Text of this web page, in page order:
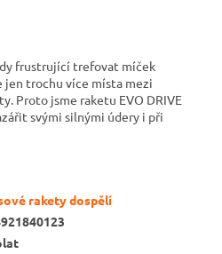
frustrující trefovat míček
trochu více místa mezi
Proto jsme raketu EVO DRIVE
svými silnými údery i při
rakety dospělí